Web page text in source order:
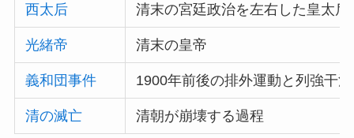
西太后 清末の宮廷政治を左右した皇太后
光緒帝 清末の皇帝
義和団事件 1900年前後の排外運動と列強干渉
清の滅亡 清朝が崩壊する過程